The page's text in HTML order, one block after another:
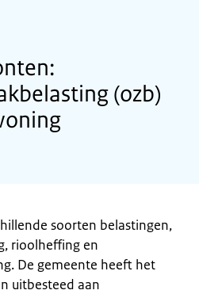
(ozb)
soorten belastingen,
rioolheffing en
De gemeente heeft het
uitbesteed aan